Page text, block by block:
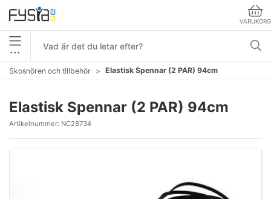
VARUKORG
•••
Skosnören och tillbehör Elastisk Spennar (2 PAR) 94cm
Elastisk Spennar (2 PAR) 94cm
Artikelnummer: NC28734